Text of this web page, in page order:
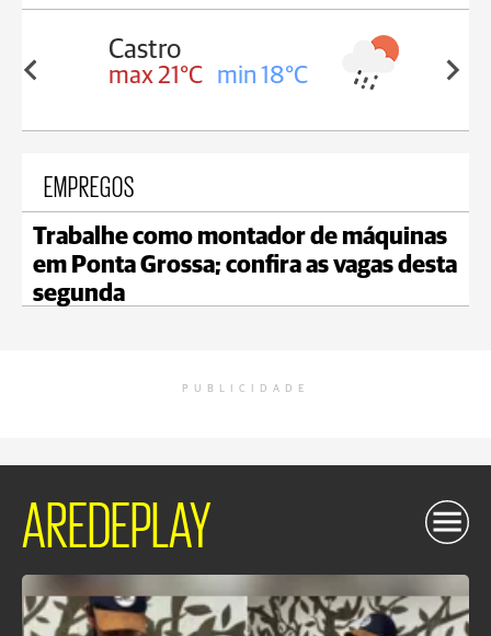
18°C max 20°C min 18°C
EMPREGOS
Trabalhe como montador de máquinas
em Ponta Grossa; confira as vagas desta
segunda
PUBLICIDADE
AREDEPLAY